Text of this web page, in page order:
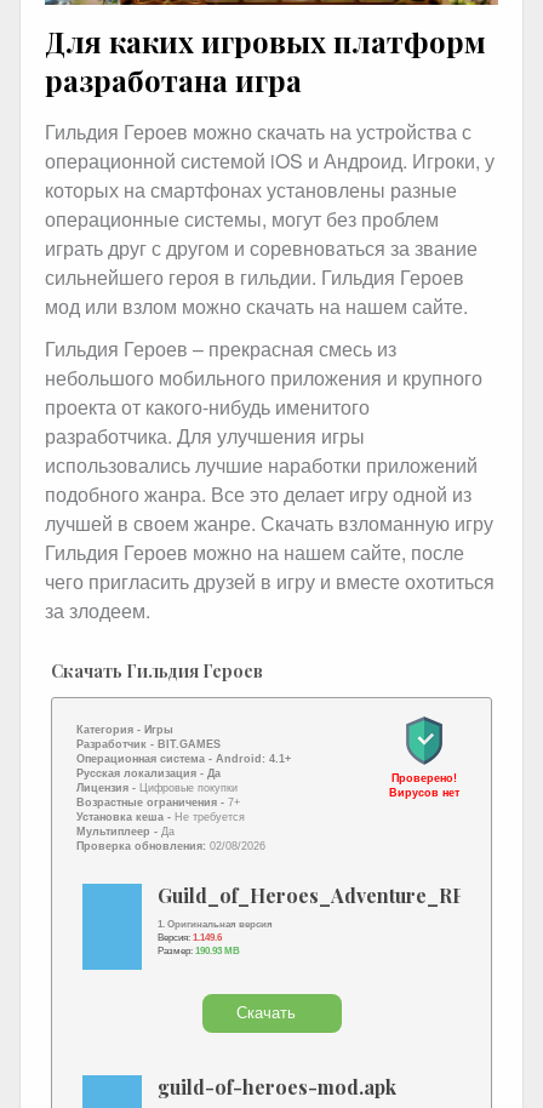
Для каких игровых платформ
разработана игра
Гильдия Героев можно скачать на устройства с
операционной системой iOS и Андроид. Игроки, у
которых на смартфонах установлены разные
операционные системы, могут без проблем
играть друг с другом и соревноваться за звание
сильнейшего героя в гильдии. Гильдия Героев
мод или взлом можно скачать на нашем сайте.
Гильдия Героев – прекрасная смесь из
небольшого мобильного приложения и крупного
проекта от какого-нибудь именитого
разработчика. Для улучшения игры
использовались лучшие наработки приложений
подобного жанра. Все это делает игру одной из
лучшей в своем жанре. Скачать взломанную игру
Гильдия Героев можно на нашем сайте, после
чего пригласить друзей в игру и вместе охотиться
за злодеем.
Скачать Гильдия Героев
Категория - Игры
Разработчик - BIT.GAMES
Операционная система - Android: 4.1+
Русская локализация - Да
Лицензия -
Цифровые покупки
Возрастные ограничения - 7+
Установка кеша - Не требуется
Мультиплеер - Да
Проверка обновления: 02/08/2026
Проверено!
Вирусов нет
Guild_of_Heroes_Adventure_RPG.apk
1. Оригинальная версия
Версия: 1.149.6
Размер: 190.93 MB
Скачать
guild-of-heroes-mod.apk